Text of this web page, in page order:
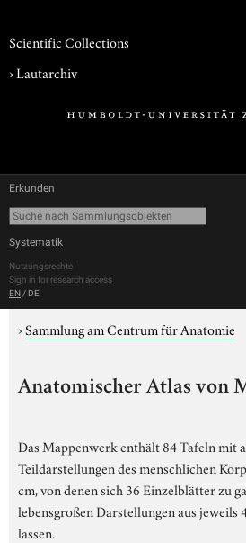
Scientific Collections
›Lautarchiv
Erkunden
Systematik
Nutzungsrechte
Sign in for research access
EN / DE
›Sammlung am Centrum für Anatomie
Anatomischer Atlas von
Das Mappenwerk enthält 84 Tafeln mit
Teildarstellungen des menschlichen
cm, von denen sich 36 Einzelblätter zu
lebensgroßen Darstellungen aus jeweils
lassen.